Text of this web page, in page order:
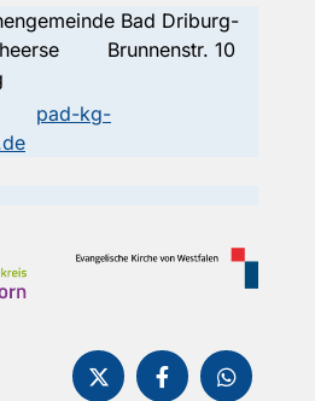
Bad Driburg-
Brunnenstr. 10
pad-kg-